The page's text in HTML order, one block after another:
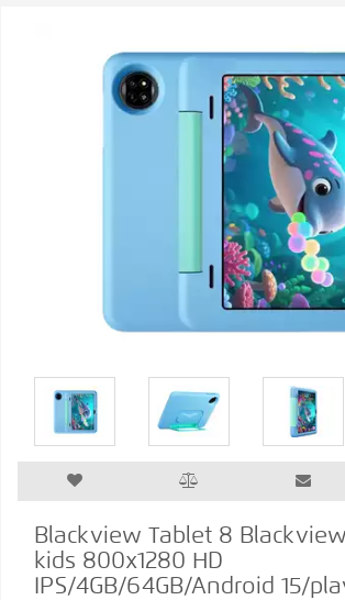
Blackview Tablet 8
kids 800x1280 HD
IPS/4GB/64GB/Android 15/